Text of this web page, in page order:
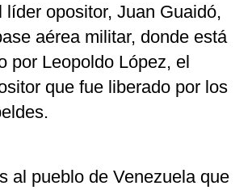
líder opositor, Juan Guaidó,
aérea militar, donde está
por Leopoldo López, el
que fue liberado por los
al pueblo de Venezuela que